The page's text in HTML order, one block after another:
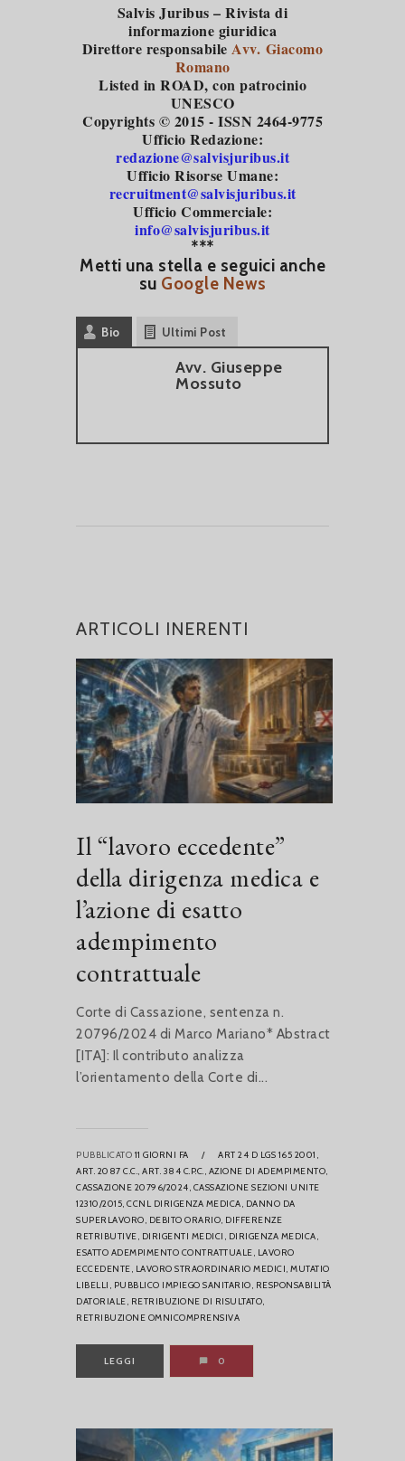
Salvis Juribus – Rivista di
informazione giuridica
Direttore responsabileAvv. Giacomo
Romano
Listed in ROAD, con patrocinio
UNESCO
Copyrights © 2015 - ISSN 2464-9775
Ufficio Redazione:
redazione@salvisjuribus.it
Ufficio Risorse Umane:
recruitment@salvisjuribus.it
Ufficio Commerciale:
info@salvisjuribus.it
***
Metti una stella e seguici anche
su Google News
Bio Ultimi Post
Avv. Giuseppe
Mossuto
ARTICOLI INERENTI
Il “lavoro eccedente”
della dirigenza medica e
l’azione di esatto
adempimento
contrattuale
Corte di Cassazione, sentenza n.
20796/2024 di Marco Mariano* Abstract
[ITA]: Il contributo analizza
l’orientamento della Corte di...
PUBBLICATO 11 GIORNI FA /
ART 24 D LGS 165 2001,
ART. 2087 C.C., ART. 384 C.P.C., AZIONE DI ADEMPIMENTO,
CASSAZIONE 20796/2024, CASSAZIONE SEZIONI UNITE
12310/2015, CCNL DIRIGENZA MEDICA, DANNO DA
SUPERLAVORO, DEBITO ORARIO, DIFFERENZE
RETRIBUTIVE, DIRIGENTI MEDICI, DIRIGENZA MEDICA,
ESATTO ADEMPIMENTO CONTRATTUALE, LAVORO
ECCEDENTE, LAVORO STRAORDINARIO MEDICI, MUTATIO
LIBELLI, PUBBLICO IMPIEGO SANITARIO, RESPONSABILITÀ
DATORIALE, RETRIBUZIONE DI RISULTATO,
RETRIBUZIONE OMNICOMPRENSIVA
LEGGI 0